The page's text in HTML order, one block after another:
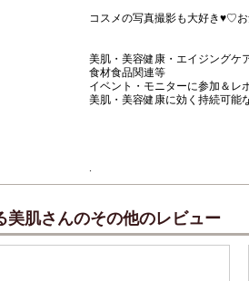
コスメの写真撮影も大好き♥♡
美肌・美容健康・エイジングケ
食材食品関連等
イベント・モニターに参加＆レポ
美肌・美容健康に効く持続可能
.
肌さんのその他のレビュー